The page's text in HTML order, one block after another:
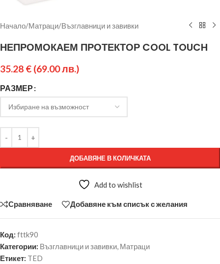
Начало/Матраци/Възглавници и завивки
НЕПРОМОКАЕМ ПРОТЕКТОР COOL TOUCH
35.28 € (69.00 лв.)
РАЗМЕР
ДОБАВЯНЕ В КОЛИЧКАТА
Add to wishlist
Сравняване Добавяне към списък с желания
Код: fttk90
Категории: Възглавници и завивки Матраци
Етикет: TED